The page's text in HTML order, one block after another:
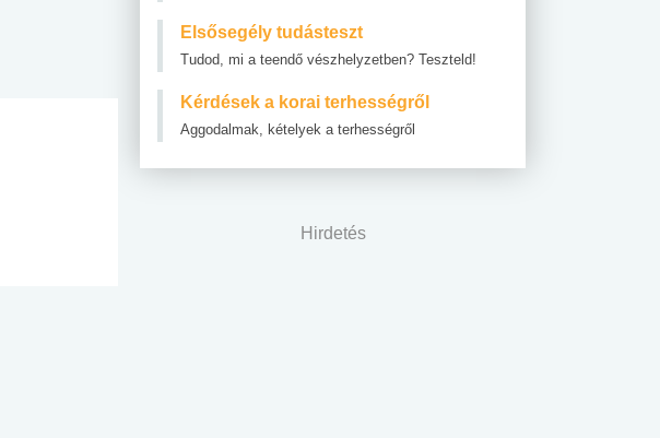
Elsősegély tudásteszt
Tudod, mi a teendő vészhelyzetben? Teszteld!
Kérdések a korai terhességről
Aggodalmak, kételyek a terhességről
Hirdetés